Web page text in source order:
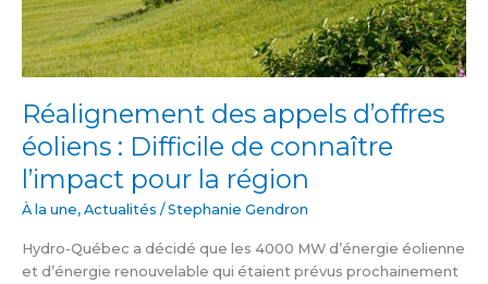
Réalignement des appels d’offres
éoliens : Difficile de connaître
l’impact pour la région
À la une, Actualités /Stephanie Gendron
Hydro-Québec a décidé que les 4000 MW d’énergie éolienne
et d’énergie renouvelable qui étaient prévus prochainement
pour
la
région